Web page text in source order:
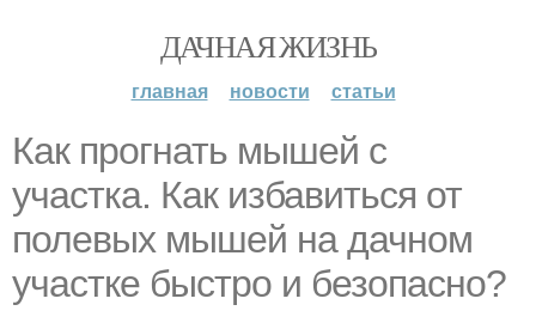
ДАЧНАЯ ЖИЗНЬ
главная новости статьи
Как прогнать мышей с
участка. Как избавиться от
полевых мышей на дачном
участке быстро и безопасно?